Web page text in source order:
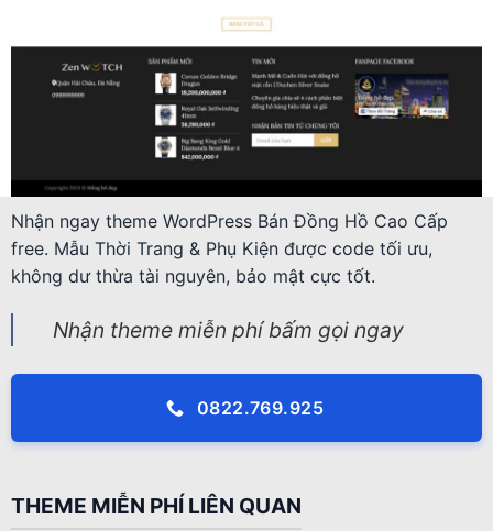
Nhận ngay theme WordPress Bán Đồng Hồ Cao Cấp
free. Mẫu Thời Trang & Phụ Kiện được code tối ưu,
không dư thừa tài nguyên, bảo mật cực tốt.
Nhận theme miễn phí bấm gọi ngay
0822.769.925
THEME MIỄN PHÍ LIÊN QUAN